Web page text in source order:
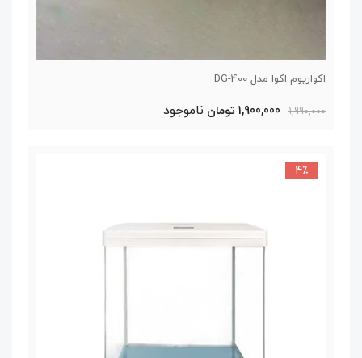
اکواریوم اکوا مدل DG-400
1,990,000 1,900,000 تومان ناموجود
4٪